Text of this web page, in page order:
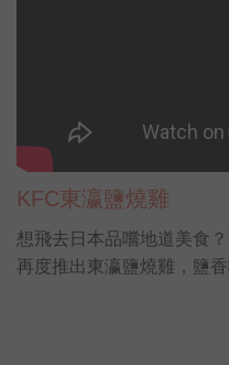
KFC東瀛鹽燒雞
想飛去日本品嚐地道美食
再度推出東瀛鹽燒雞，鹽
肉，大啖食雞再飲杯勁解
新地勁滿足！有「營」人